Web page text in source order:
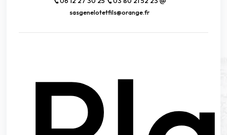
sasgenelotetfils@orange.fr